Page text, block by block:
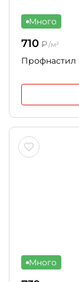
Много
710 ₽/м²
Профнастил
Много